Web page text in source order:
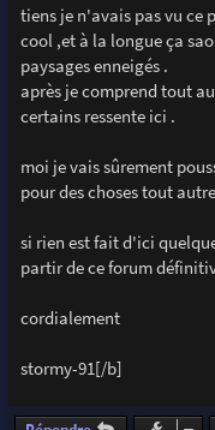
s
s
a
e
tiens je n'avais pas vu ce
cool ,et à la longue ça
paysages enneigés .
après je comprend tout
certains ressente ici .
moi je vais sûrement
pour des choses tout
si rien est fait d'ici
partir de ce forum
cordialement
stormy-91[/b]